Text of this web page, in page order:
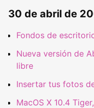
30 de abril de
Fondos de
Nueva versión de
libre
Insertar tus fotos
MacOS X 10.4